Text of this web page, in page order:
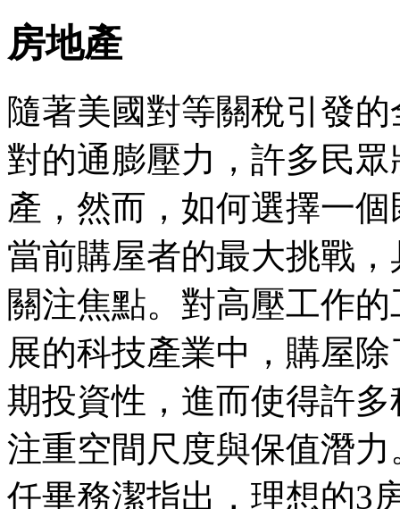
房地產
隨著美國對等關稅引發
對的通膨壓力，許多民
產，然而，如何選擇一
當前購屋者的最大挑戰
關注焦點。對高壓工作
展的科技產業中，購屋
期投資性，進而使得許
注重空間尺度與保值潛
任畢務潔指出，理想的3